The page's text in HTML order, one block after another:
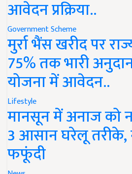
आवेदन प्रक्रिया..
Government Scheme
मुर्रा भैंस खरीद पर
75% तक भारी
योजना में आवेदन..
Lifestyle
मानसून में अनाज को
3 आसान घरेलू तरीके,
फफूंदी